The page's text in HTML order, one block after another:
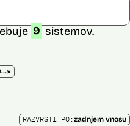
Preprečevanje, odkrivanje in preiskovanje kaznivih dejanj×
9 sistemov.
RAZVRSTI PO:zadnjem vnosu